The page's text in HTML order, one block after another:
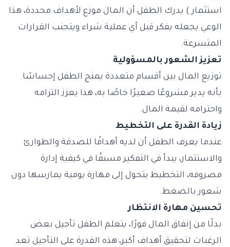
استثمار ) يدرك الطفل أن المال موزع لأهداف محددة، هذا
الوعي يجعله يفكر قبل أي عملية شراء ويتجنب القرارات
المتسرعة.
تعزيز الشعور بالمسؤولية
توزيع المال بين أقسام متعددة يمنح الطفل إحساسًا
بأنه يدير مشروعًا صغيرًا خاصًا به، هذا يعزز التزامه
واحترامه لقيمة المال.
زيادة القدرة على التخطيط
عندما يعرف الطفل أن لديه أهدافًا للصدقة والطوارئ
والاستثمار، يبدأ في التفكير مسبقًا في كيفية إدارة
مصروفه، التخطيط يتحول إلى مهارة يومية يمارسها دون
شعور بالضغط.
تحسين مهارة الانتظار
بدلًا من إنفاق المال فورًا، يتعلم الطفل تأجيل بعض
الرغبات لتحقيق أهداف أكبر، هذه القدرة على التأجيل تعد